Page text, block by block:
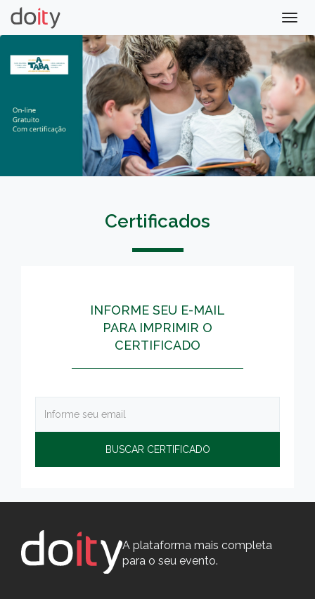
Certificados
INFORME SEU E-MAIL
PARA IMPRIMIR O
CERTIFICADO
A plataforma mais completa
para o seu evento.